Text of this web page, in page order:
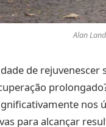
Alan
de
nos
para alcançar